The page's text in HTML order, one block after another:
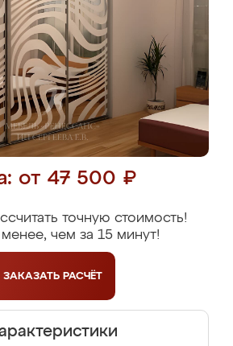
от 47 500 ₽
точную стоимость!
чем за 15 минут!
ЗАКАЗАТЬ РАСЧЁТ